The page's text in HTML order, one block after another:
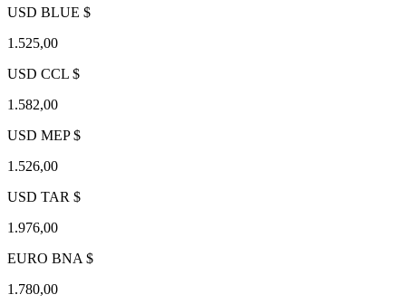
USD BLUE $
1.525,00
USD CCL $
1.582,00
USD MEP $
1.526,00
USD TAR $
1.976,00
EURO BNA $
1.780,00